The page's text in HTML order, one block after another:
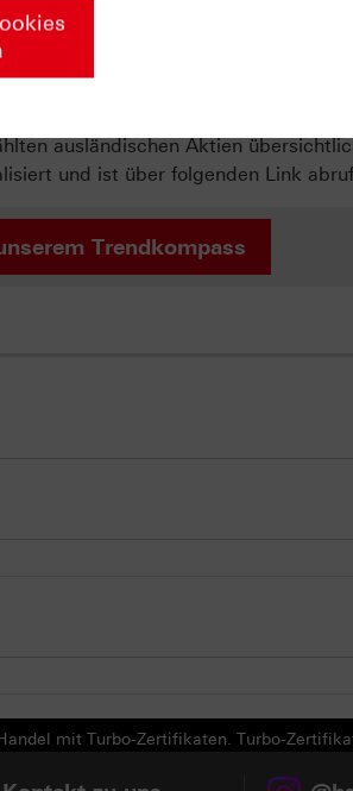
Indexanleger
wir Sie bei der Analyse vergangener
Stärke nach Levy und das
ausländischen Aktien
und ist über folgenden Link
Trendkompass
mit Turbo-Zertifikaten. Turbo-